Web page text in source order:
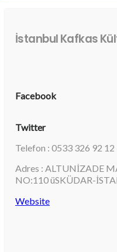
İstanbul Kafkas
Facebook
Twitter
Telefon : 0533 326 92 12
Adres : ALTUNİZADE
NO:110 üSKÜDAR-
Website